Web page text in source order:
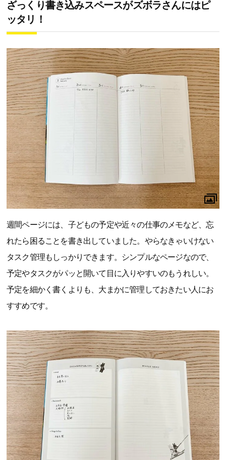
ざっくり書き込みスペースがズボラさんにはピ
ッタリ！
週間ページには、子どもの予定や近々の仕事のメモなど、忘
れたら困ることを書き出していました。やらなきゃいけない
タスク管理もしっかりできます。シンプルなページなので、
予定やタスクがパッと開いて目に入りやすいのもうれしい。
予定を細かく書くよりも、大まかに管理しておきたい人にお
すすめです。